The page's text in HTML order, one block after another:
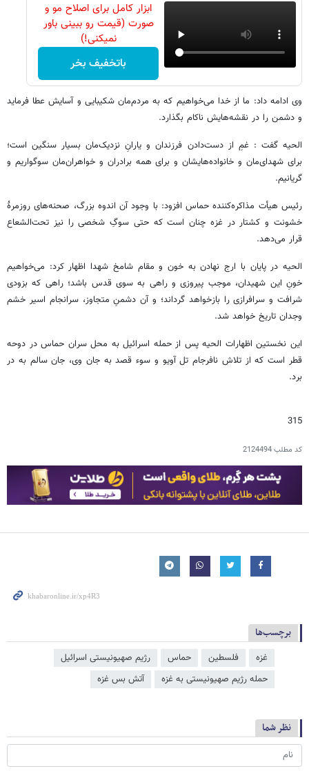
ابزار کامل برای اصلاح مو و
صورت (قیمت رو ببینی باور
نمیکنی!)
باتخفیف بخر
وی ادامه داد: ما از خدا می‌خواهیم که به مردم‌مان شکیبایی و آسایش عطا فرماید
و دشمن را در نقشه‌هایش ناکام بگذارد.
الحیه گفت : غمِ از دست‌دادن فرزندان و یارانِ نزدیک‌مان بسیار سنگین است؛
برای شهدای‌مان و خانواده‌هایشان و برای همه برادران و خواهران‌مان سوگواریم و
گریانیم.
رئیس هیأت مذاکره‌کننده حماس افزود: با وجود آن اندوه بزرگ، صحنه‌های روزمرهٔ
خشونت و کشتار در غزه چنان است که حتی سوگِ شخصی را نیز تحت‌الشعاع
قرار می‌دهد.
الحیه در پایان با ارج نهادن به خون و مقام شامخ شهدا اظهار کرد: می‌خواهیم
خونِ این شهیدان، موجب پیروزی و راهی به سوی قدس باشد؛ راهی که بزودی
شرافت و سرافرازی را بازخواهد گرداند؛ و آن دشمنِ متجاوز، سرانجام اسیر خشم
وجدان تاریخ خواهد شد.
این نخستین اظهارات الحیه پس از حمله اسرائیل به محل سران حماس در دوحه
قطر است که از تلاش نافرجام تل آویو و سوء قصد به جان وی، جان سالم به در
برد.
315
کد مطلب2124494
برچسب‌ها
غزه فلسطین حماس
رژیم صهیونیستی اسرائیل
حمله رژیم صهیونیستی به غزه
آتش بس غزه
نظر شما